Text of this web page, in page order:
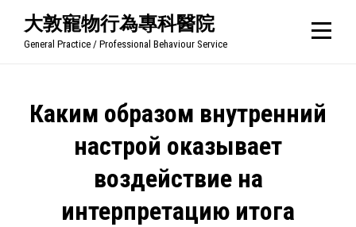
大敦寵物行為專科醫院
General Practice / Professional Behaviour Service
Каким образом внутренний
настрой оказывает
воздействие на
интерпретацию итога
文